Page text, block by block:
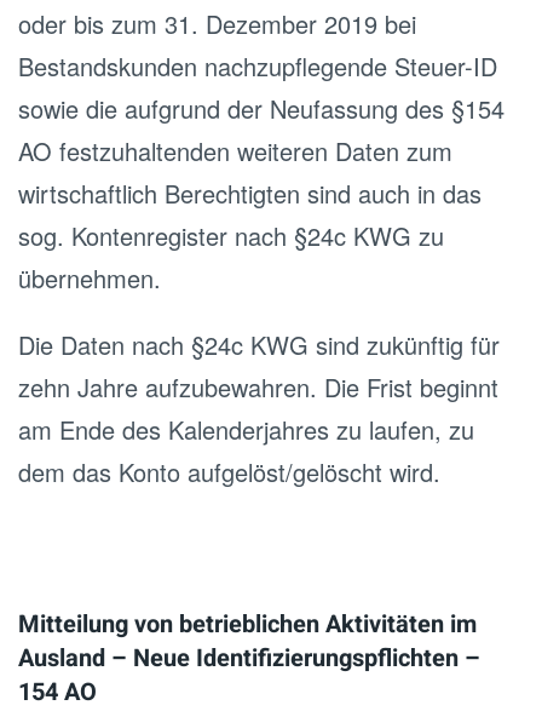
oder bis zum 31. Dezember 2019 bei
Bestandskunden nachzupflegende Steuer-ID
sowie die aufgrund der Neufassung des §154
AO festzuhaltenden weiteren Daten zum
wirtschaftlich Berechtigten sind auch in das
sog. Kontenregister nach §24c KWG zu
übernehmen.
Die Daten nach §24c KWG sind zukünftig für
zehn Jahre aufzubewahren. Die Frist beginnt
am Ende des Kalenderjahres zu laufen, zu
dem das Konto aufgelöst/gelöscht wird.
Mitteilung von betrieblichen Aktivitäten im
Ausland – Neue Identifizierungspflichten –
154 AO